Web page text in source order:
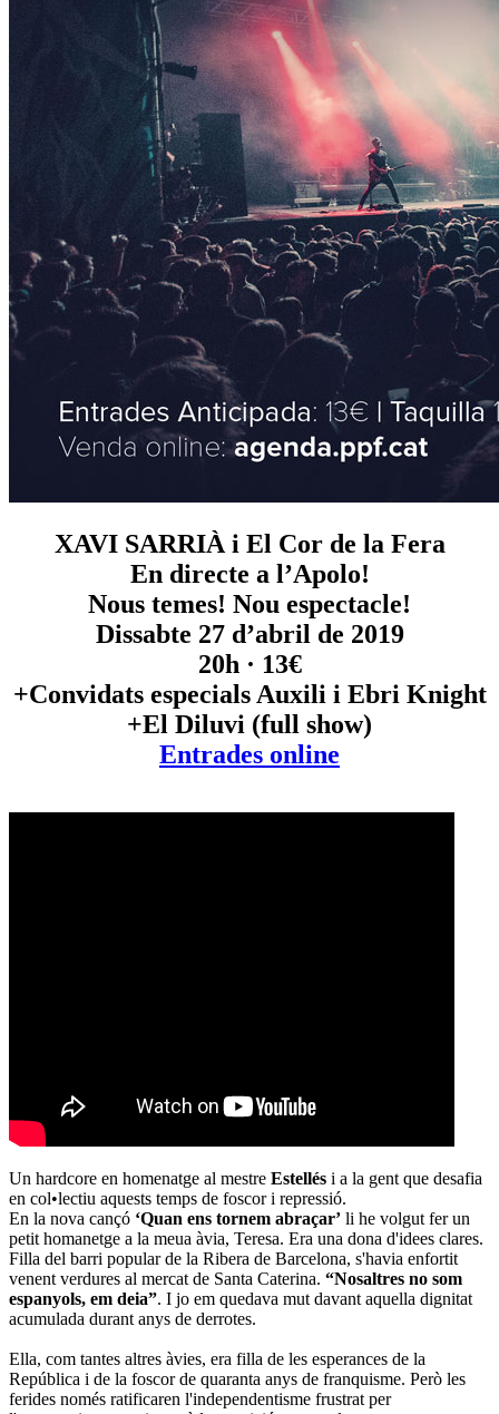
XAVI SARRIÀ i El Cor de la Fera
En directe a l’Apolo!
Nous temes! Nou espectacle!
Dissabte 27 d’abril de 2019
20h · 13€
+Convidats especials Auxili i Ebri Knight
+El Diluvi (full show)
Entrades online
Un hardcore en homenatge al mestre Estellés i a la gent que desafia
en col•lectiu aquests temps de foscor i repressió.
En la nova cançó ‘Quan ens tornem abraçar’ li he volgut fer un
petit homanetge a la meua àvia, Teresa. Era una dona d'idees clares.
Filla del barri popular de la Ribera de Barcelona, s'havia enfortit
venent verdures al mercat de Santa Caterina. “Nosaltres no som
espanyols, em deia”. I jo em quedava mut davant aquella dignitat
acumulada durant anys de derrotes.
Ella, com tantes altres àvies, era filla de les esperances de la
República i de la foscor de quaranta anys de franquisme. Però les
ferides només ratificaren l'independentisme frustrat per